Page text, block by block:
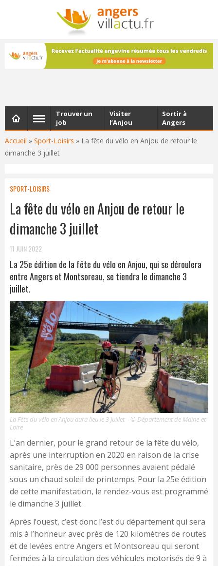
NEWSLETTER
Les dernières actualités d'Angers, chaque vendredi dans
votre boîte e-mail
Accueil » Sport-Loisirs » La fête du vélo en Anjou de retour le
dimanche 3 juillet
Trouver un
job
Visiter
l’Anjou
Sortir à
Angers
SPORT-LOISIRS
La fête du vélo en Anjou de retour le
dimanche 3 juillet
11 JUIN 2022
La 25e édition de la fête du vélo en Anjou, qui se déroulera
entre Angers et Montsoreau, se tiendra le dimanche 3
juillet.
La Fête du vélo en Anjou aura lieu le 3 juillet – © Département de Maine-et-
Loire
L’an dernier, pour le grand retour de la fête du vélo,
après une interruption en 2020 en raison de la crise
sanitaire, près de 29 000 personnes avaient pédalé
sous un chaud soleil de printemps. Pour la 25e édition
de cette manifestation, le rendez-vous est programmé
le dimanche 3 juillet.
Après l’ouest, c’est donc l’est du département qui sera
mis à l’honneur avec près de 120 kilomètres de routes
et de levées entre Angers et Montsoreau qui seront
fermées à la circulation des véhicules motorisés de 9 à